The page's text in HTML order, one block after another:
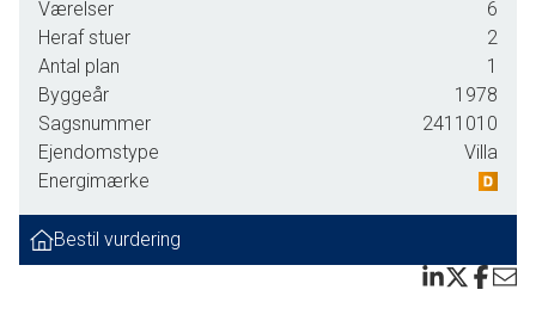
konsekvent anvendelse af gennemført
ægte og gedigne materialer bl.a.
fuldmurede indervægge og facader,
skiffergulv overalt, panoramaudsigt fra
alle primære opholds/soverum, for
køber som ønsker ejendom med min. af
vedligehold,
Funktionel indretning uden
Værelser
6
Heraf stuer
2
Antal plan
1
Byggeår
1978
Sagsnummer
2411010
Ejendomstype
Villa
Energimærke
Bestil vurdering